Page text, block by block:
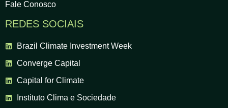
Fale Conosco
REDES SOCIAIS
Brazil Climate Investment Week
Converge Capital
Capital for Climate
Instituto Clima e Sociedade